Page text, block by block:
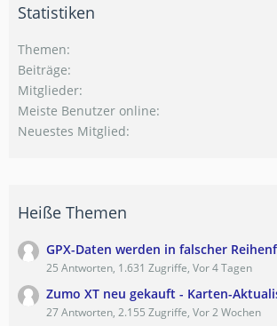
Statistiken
Themen
Beiträge
Mitglieder
Meiste Benutzer online
Neuestes Mitglied
Heiße Themen
GPX-Daten werden in falscher
25 Antworten, 1.631 Zugriffe, Vor 4 Tagen
Zumo XT neu gekauft - Karten-
27 Antworten, 2.155 Zugriffe, Vor 2 Wochen